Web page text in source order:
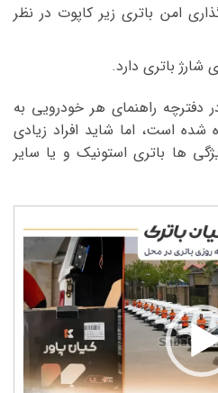
امن باتری زیر کاپوت در نظر
شارژ باتری دارد.
دفترچه راهنمای هر خودرویی به
شده است، اما شاید افراد زیادی
ها باتری استونیک و یا سایر